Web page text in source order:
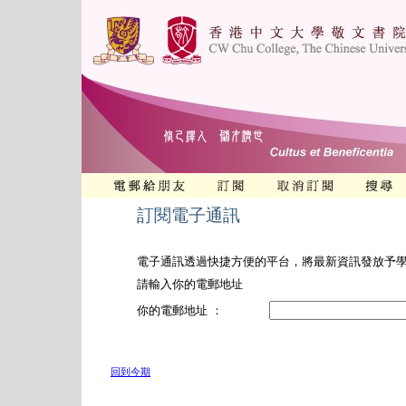
訂閱電子通訊
電子通訊透過快捷方便的平台，將最新資訊發放予
請輸入你的電郵地址
你的電郵地址 ：
回到今期